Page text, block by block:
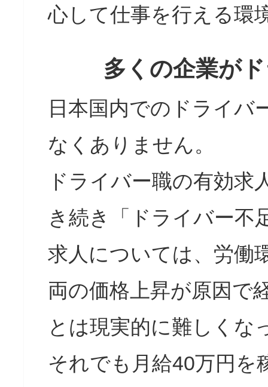
心して仕事を行える環
多くの企業が
日本国内でのドライバ
なくありません。
ドライバー職の有効求
き続き「ドライバー不
求人については、労働
両の価格上昇が原因で
とは現実的に難しくな
それでも月給40万円を